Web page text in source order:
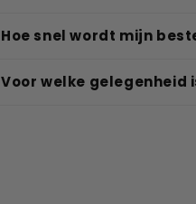
Hoe snel wordt mijn
Voor welke